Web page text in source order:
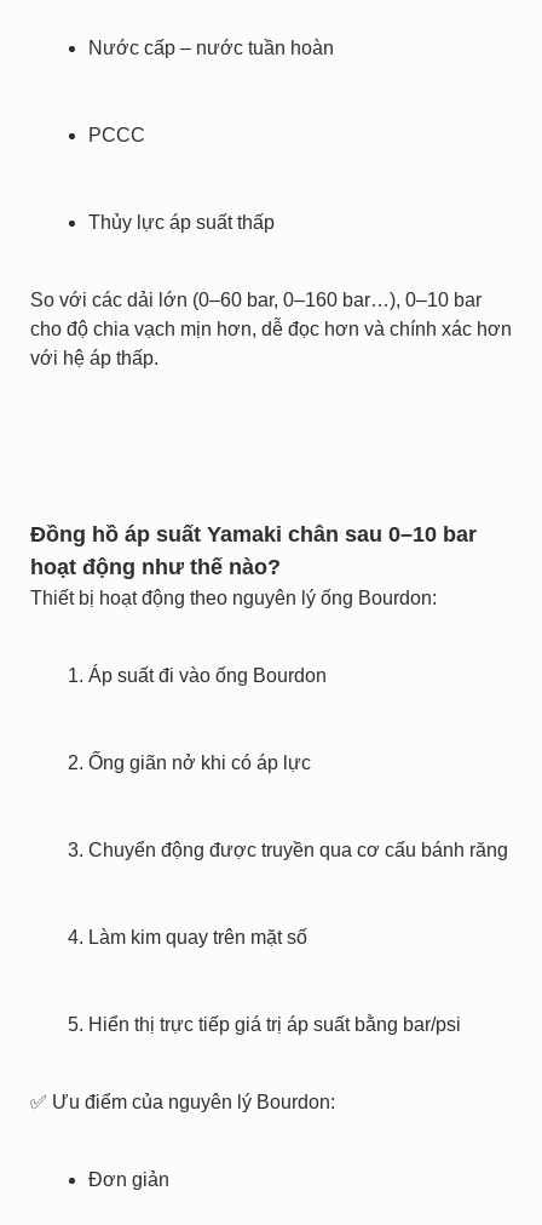
Nước cấp – nước tuần hoàn
PCCC
Thủy lực áp suất thấp
So với các dải lớn (0–60 bar, 0–160 bar…), 0–10 bar
cho độ chia vạch mịn hơn, dễ đọc hơn và chính xác hơn
với hệ áp thấp.
Đồng hồ áp suất Yamaki chân sau 0–10 bar
hoạt động như thế nào?
Thiết bị hoạt động theo nguyên lý ống Bourdon:
Áp suất đi vào ống Bourdon
Ống giãn nở khi có áp lực
Chuyển động được truyền qua cơ cấu bánh răng
Làm kim quay trên mặt số
Hiển thị trực tiếp giá trị áp suất bằng bar/psi
✅ Ưu điểm của nguyên lý Bourdon:
Đơn giản